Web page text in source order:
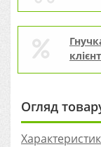
Огляд